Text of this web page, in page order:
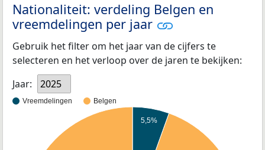
Nationaliteit: verdeling Belgen en
vreemdelingen per jaar
Gebruik het filter om het jaar van de cijfers te
selecteren en het verloop over de jaren te bekijken:
Jaar:
2025
Vreemdelingen Belgen
5,5%